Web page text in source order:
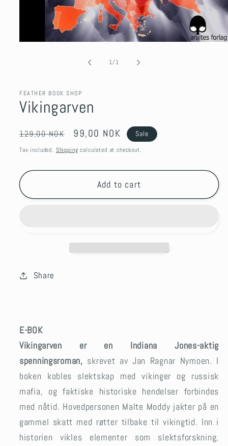
1/of1
FEATHER BOOK SHOP
Vikingarven
Regular
price
129,00 NOK
Sale
price
99,00 NOK Sale
Tax included. Shipping calculated at checkout.
Add to cart
Share
E-BOK
Vikingarven er en Indiana Jones-aktig
spenningsroman, skrevet av Jan Ragnar Nymoen. I
boken kobles slektskap med vikinger og russisk
mafia, og faktiske historiske hendelser forbindes
med nåtid. Hovedpersonen Malte Moddy jakter på en
gammel skatt med røtter tilbake til vikingtid. Inn i
historien vikles elementer som slektsforskning,